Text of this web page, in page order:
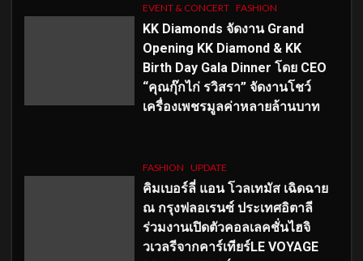
EVENT & CONCERT FASHION
KK Diamonds จัดงาน Grand
Opening KK Diamond & KK
Birth Day Gala Dinner โดย CEO
“คุณกุ๊กไก่ รวิสรา” จัดงานโชว์
เครื่องเพชรมูลค่าหลายล้านบาท
FASHION UPDATE
คิมเบอร์ลี่ แอน โวลเทมัส เฉิดฉาย
ณ กรุงฟลอเรนซ์ ประเทศอิตาลี
ร่วมงานเปิดตัวคอลเลคชั่นไฮจิ
วเวลรีจากคาร์เทียร์LE VOYAGE